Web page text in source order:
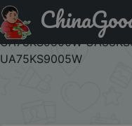
Придбати New BN59
Samsung Universal
UA78KS9500W
UA75KS9005W